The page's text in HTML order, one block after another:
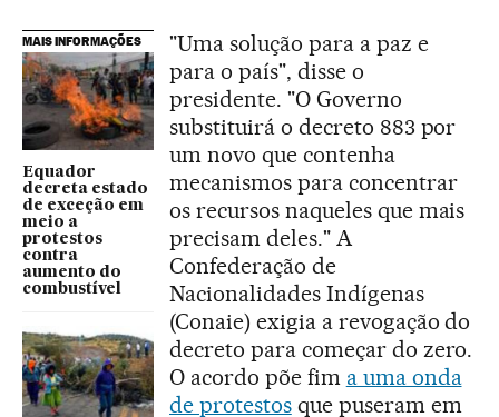
MAIS INFORMAÇÕES
Equador
decreta estado
de exceção em
meio a
protestos
contra
aumento do
combustível
"Uma solução para a paz e
para o país", disse o
presidente. "O Governo
substituirá o decreto 883 por
um novo que contenha
mecanismos para concentrar
os recursos naqueles que mais
precisam deles." A
Confederação de
Nacionalidades Indígenas
(Conaie) exigia a revogação do
decreto para começar do zero.
O acordo põe fim a uma onda
de protestosque puseram em